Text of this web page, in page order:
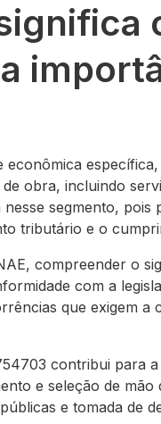
obra, incluindo
segmento, pois
tributário e o
compreender o
com a
que exigem a
contribui para a
e seleção de
e tomada de